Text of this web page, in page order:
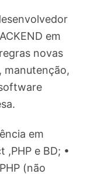
em
novas
manutenção,
em
,PHP e BD; •
(não